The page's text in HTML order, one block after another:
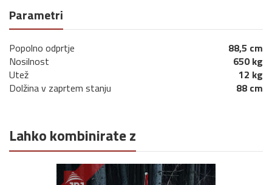
Parametri
Popolno odprtje
88,5 cm
Nosilnost
650 kg
Utež
12 kg
Dolžina v zaprtem stanju
88 cm
Lahko kombinirate z